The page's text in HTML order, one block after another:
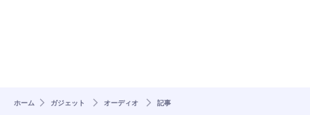
ホーム ガジェット オーディオ 記事